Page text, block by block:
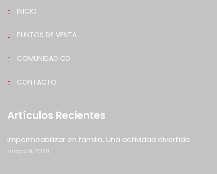
INICIO
PUNTOS DE VENTA
COMUNIDAD CD
CONTACTO
Artículos Recientes
Impermeabilizar en familia. Una actividad divertida
mayo 19, 2020